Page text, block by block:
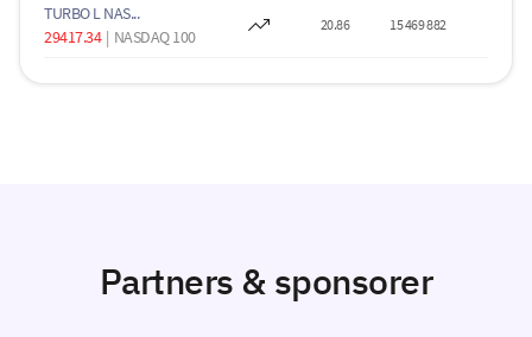
TURBO L NAS...
29417.34 | NASDAQ 100
20.86 15 469 882
Partners & sponsorer